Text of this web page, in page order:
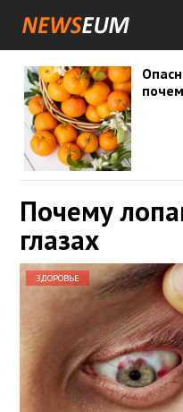
Почему
глазах
ЗДОРОВЬЕ